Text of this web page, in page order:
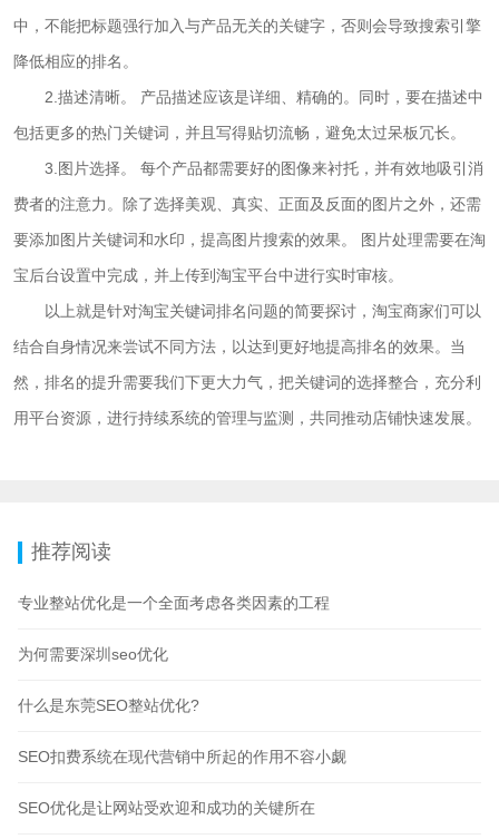
中，不能把标题强行加入与产品无关的关键字，否则会导致搜索引擎
降低相应的排名。
2.描述清晰。 产品描述应该是详细、精确的。同时，要在描述中
包括更多的热门关键词，并且写得贴切流畅，避免太过呆板冗长。
3.图片选择。 每个产品都需要好的图像来衬托，并有效地吸引消
费者的注意力。除了选择美观、真实、正面及反面的图片之外，还需
要添加图片关键词和水印，提高图片搜索的效果。 图片处理需要在淘
宝后台设置中完成，并上传到淘宝平台中进行实时审核。
以上就是针对淘宝关键词排名问题的简要探讨，淘宝商家们可以
结合自身情况来尝试不同方法，以达到更好地提高排名的效果。当
然，排名的提升需要我们下更大力气，把关键词的选择整合，充分利
用平台资源，进行持续系统的管理与监测，共同推动店铺快速发展。
推荐阅读
专业整站优化是一个全面考虑各类因素的工程
为何需要深圳seo优化
什么是东莞SEO整站优化?
SEO扣费系统在现代营销中所起的作用不容小觑
SEO优化是让网站受欢迎和成功的关键所在